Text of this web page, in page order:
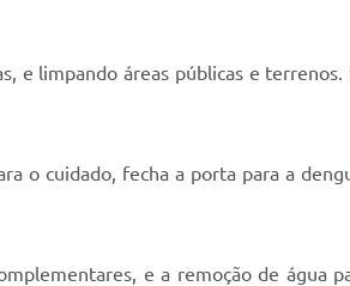
e limpando áreas públicas e terrenos.
o cuidado, fecha a porta para a
e a remoção de água